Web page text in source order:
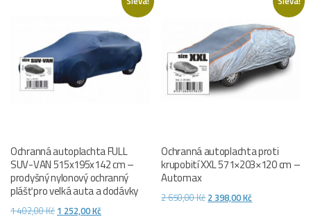
Ochranná autoplachta FULL
SUV-VAN 515x195x142 cm –
prodyšný nylonový ochranný
plášť pro velká auta a dodávky
1 402,00Kč Původní
1 252,00KčAktuální
Ochranná autoplachta proti
krupobití XXL 571×203×120 cm –
Automax
2 650,00KčPůvodní
2 398,00KčAktuální